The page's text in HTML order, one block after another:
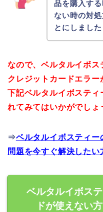
品を購入す
ない時の対
とにしました
なので、ベルタルイボス
クレジットカードエラ
下記ベルタルイボスティ
れてみてはいかがでしょ
⇒ベルタルイボスティー
問題を今すぐ解決したい
ベルタルイボス
ドが使えない